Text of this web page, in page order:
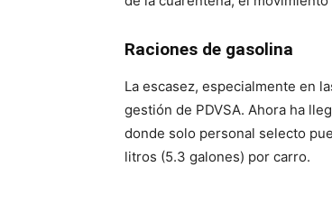
Raciones de gasolina
La escasez, especialmente en
gestión de PDVSA. Ahora ha
donde solo personal selecto
litros (5.3 galones) por carro.